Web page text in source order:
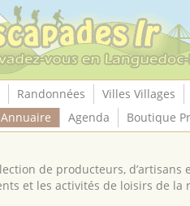
Randonnées Villes Villages
Annuaire Agenda Boutique
de producteurs,
et les activités de loisirs de la